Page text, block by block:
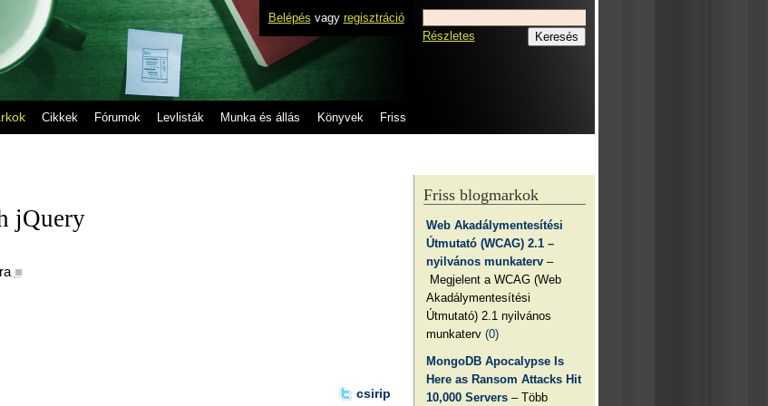
Belépés vagy regisztráció
Cikkek Fórumok Levlisták Munka és állás Könyvek Friss
Részletes
jQuery
■
csirip
Friss blogmarkok
Web Akadálymentesítési
Útmutató (WCAG) 2.1 –
nyilvános munkaterv –
Megjelent a WCAG (Web
Akadálymentesítési
Útmutató) 2.1 nyilvános
munkaterv(0)
MongoDB Apocalypse Is
Here as Ransom Attacks Hit
10,000 Servers – Több